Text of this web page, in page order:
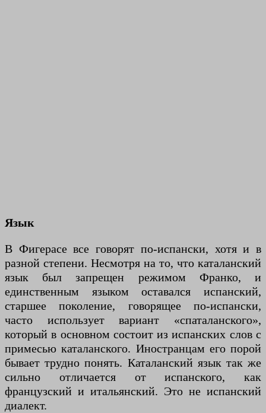
Язык
В Фигерасе все говорят по-испански, хотя и в
разной степени. Несмотря на то, что каталанский
язык был запрещен режимом Франко, и
единственным языком оставался испанский,
старшее поколение, говорящее по-испански,
часто использует вариант «спаталанского»,
который в основном состоит из испанских слов с
примесью каталанского. Иностранцам его порой
бывает трудно понять. Каталанский язык так же
сильно отличается от испанского, как
французский и итальянский. Это не испанский
диалект.